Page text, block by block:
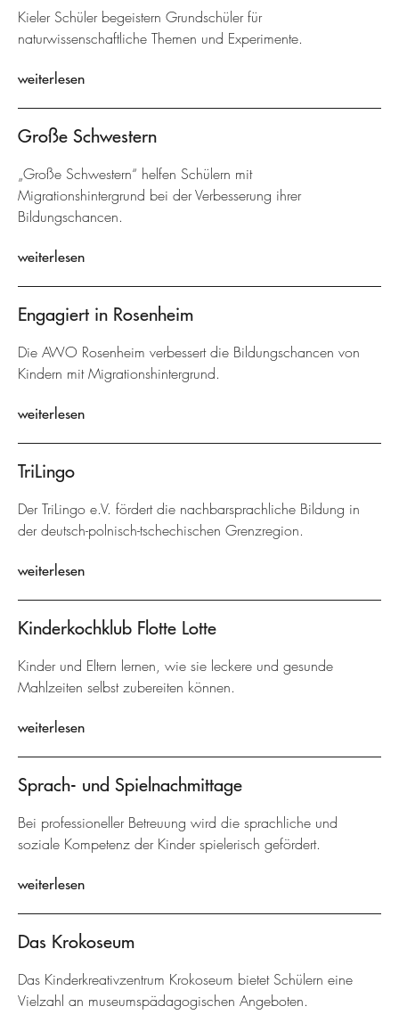
Kieler Schüler begeistern Grundschüler für
naturwissenschaftliche Themen und Experimente.
weiterlesen
Große Schwestern
„Große Schwestern“ helfen Schülern mit
Migrationshintergrund bei der Verbesserung ihrer
Bildungschancen.
weiterlesen
Engagiert in Rosenheim
Die AWO Rosenheim verbessert die Bildungschancen von
Kindern mit Migrationshintergrund.
weiterlesen
TriLingo
Der TriLingo e.V. fördert die nachbarsprachliche Bildung in
der deutsch-polnisch-tschechischen Grenzregion.
weiterlesen
Kinderkochklub Flotte Lotte
Kinder und Eltern lernen, wie sie leckere und gesunde
Mahlzeiten selbst zubereiten können.
weiterlesen
Sprach- und Spielnachmittage
Bei professioneller Betreuung wird die sprachliche und
soziale Kompetenz der Kinder spielerisch gefördert.
weiterlesen
Das Krokoseum
Das Kinderkreativzentrum Krokoseum bietet Schülern eine
Vielzahl an museumspädagogischen Angeboten.